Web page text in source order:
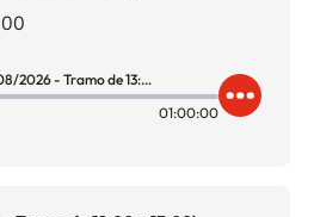
Página 40 (06/08/2026 - Tramo de 13:00 a 14:00)
01:00:00